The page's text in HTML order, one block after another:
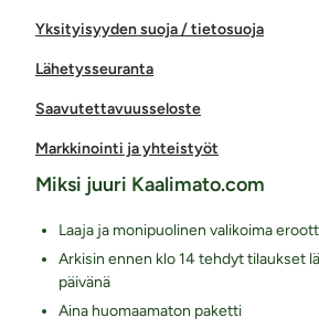
Yksityisyyden suoja / tietosuoja
Lähetysseuranta
Saavutettavuusseloste
Markkinointi ja yhteistyöt
Miksi juuri Kaalimato.com
Laaja ja monipuolinen valikoima
Arkisin ennen klo 14 tehdyt tilaukset
päivänä
Aina huomaamaton paketti